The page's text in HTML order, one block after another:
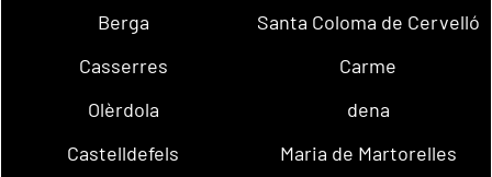
Berga
Santa Coloma de Cervelló
Casserres
Carme
Olèrdola
dena
Castelldefels
Maria de Martorelles